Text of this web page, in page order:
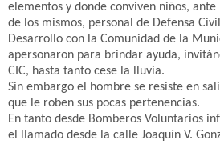
elementos y donde conviven niños, ante
de los mismos, personal de Defensa
Desarrollo con la Comunidad de la
apersonaron para brindar ayuda,
CIC, hasta tanto cese la lluvia.
Sin embargo el hombre se resiste en
que le roben sus pocas pertenencias.
En tanto desde Bomberos Voluntarios
el llamado desde la calle Joaquín V.